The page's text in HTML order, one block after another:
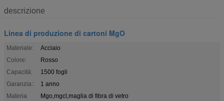
descrizione
Linea di produzione di cartoni MgO
Materiale:
Acciaio
Colore:
Rosso
Capacità:
1500 fogli
Garanzia::
1 anno
Materia
Mgo,mgcl,maglia di fibra di vetro